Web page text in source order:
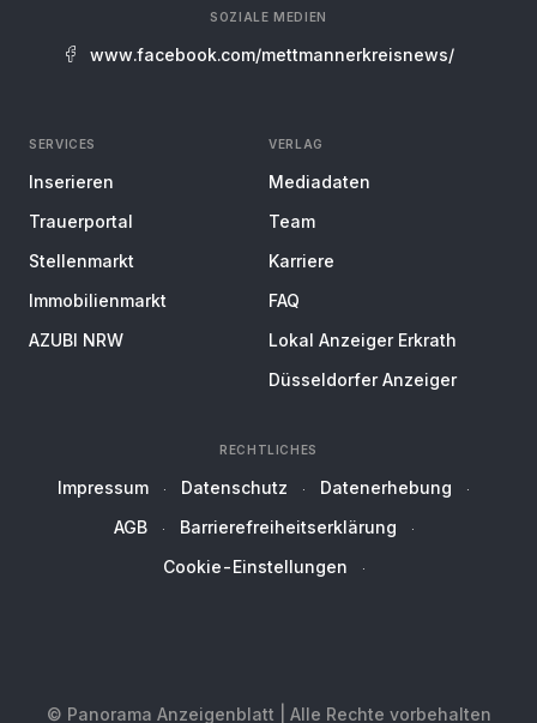
SOZIALE MEDIEN
www.facebook.com/mettmannerkreisnews/
SERVICES
Inserieren
Trauerportal
Stellenmarkt
Immobilienmarkt
AZUBI NRW
VERLAG
Mediadaten
Team
Karriere
FAQ
Lokal Anzeiger Erkrath
Düsseldorfer Anzeiger
RECHTLICHES
Impressum Datenschutz
Datenerhebung
AGB
Barrierefreiheitserklärung
Cookie-Einstellungen
© Panorama Anzeigenblatt | Alle Rechte vorbehalten